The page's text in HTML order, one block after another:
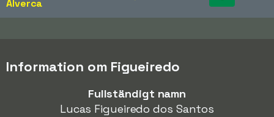
Alverca
Information om Figueiredo
Fullständigt namn
Lucas Figueiredo dos Santos